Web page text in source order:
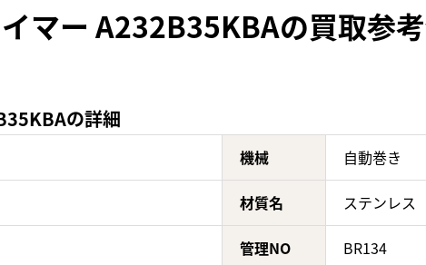
マー A232B35KBAの買取参
の詳細
機械 自動巻き
材質名 ステンレス
管理NO BR134